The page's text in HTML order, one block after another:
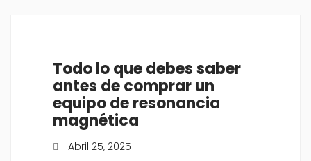
Todo lo que debes saber
antes de comprar un
equipo de resonancia
magnética
Abril 25, 2025